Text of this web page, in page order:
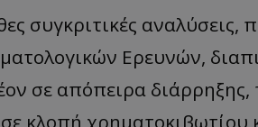
συγκριτικές αναλύσεις,
Ερευνών,
σε απόπειρα
κλοπή χρηματοκιβωτίου